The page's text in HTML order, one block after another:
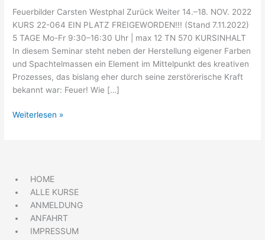
Feuerbilder Carsten Westphal Zurück Weiter 14.–18. NOV. 2022
KURS 22-064 EIN PLATZ FREIGEWORDEN!!! (Stand 7.11.2022)
5 TAGE Mo-Fr 9:30–16:30 Uhr | max 12 TN 570 KURSINHALT
In diesem Seminar steht neben der Herstellung eigener Farben
und Spachtelmassen ein Element im Mittelpunkt des kreativen
Prozesses, das bislang eher durch seine zerstörerische Kraft
bekannt war: Feuer! Wie […]
Weiterlesen »
HOME
ALLE KURSE
ANMELDUNG
ANFAHRT
IMPRESSUM